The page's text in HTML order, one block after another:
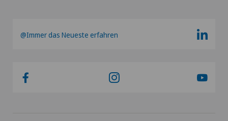
@Immer das Neueste erfahren